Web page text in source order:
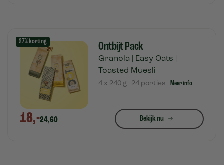
27% korting Ontbijt Pack
Granola | Easy Oats |
Toasted Muesli
4 x 240 g | 24 porties | Meer info
18,-24,60 Bekijk nu